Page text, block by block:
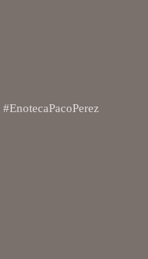
#EnotecaPacoPerez